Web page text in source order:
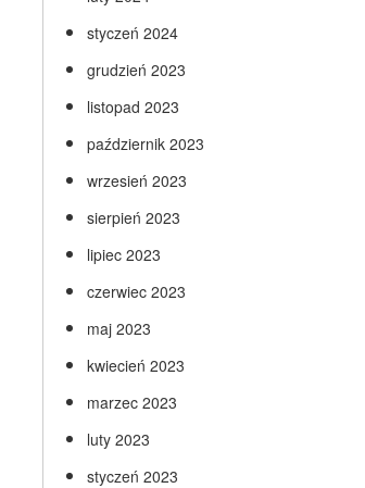
styczeń 2024
grudzień 2023
listopad 2023
październik 2023
wrzesień 2023
sierpień 2023
lipiec 2023
czerwiec 2023
maj 2023
kwiecień 2023
marzec 2023
luty 2023
styczeń 2023